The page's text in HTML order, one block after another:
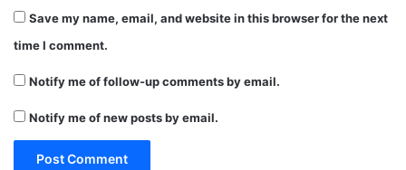
Save my name, email, and website in this browser for the next
time I comment.
Notify me of follow-up comments by email.
Notify me of new posts by email.